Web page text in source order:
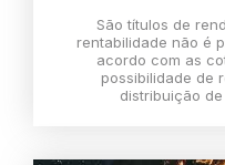
São títulos de
rentabilidade não é
acordo com as
possibilidade de
distribuição